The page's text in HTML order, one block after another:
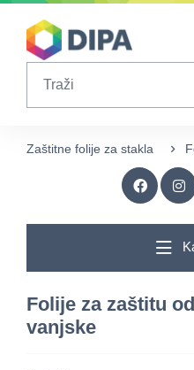
Table Of Content
Zaštitne folije za stakla
Folije za zaštitu
vanjske